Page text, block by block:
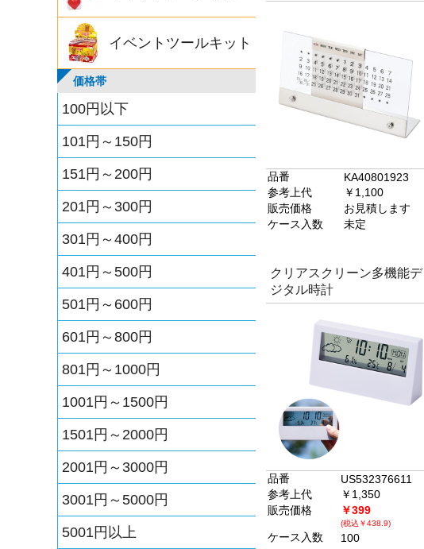
イベントツールキット
価格帯
100円以下
101円～150円
151円～200円
201円～300円
301円～400円
401円～500円
501円～600円
601円～800円
801円～1000円
1001円～1500円
1501円～2000円
2001円～3000円
3001円～5000円
5001円以上
品番
KA40801923
参考上代
￥1,100
販売価格
お見積します
ケース入数
未定
クリアスクリーン多機能デ
ジタル時計
品番
US532376611
参考上代
￥1,350
販売価格
￥399
(税込￥438.9)
ケース入数 100